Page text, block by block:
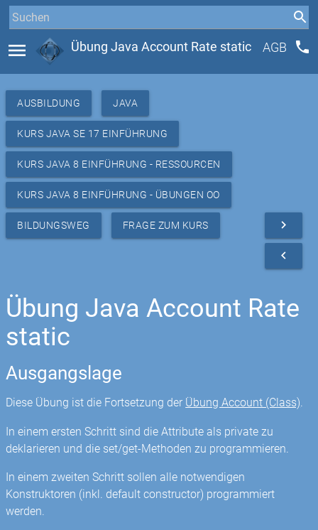
menu Übung Java Account Rate static AGB phone
AUSBILDUNG JAVA
KURS JAVA SE 17 EINFÜHRUNG
KURS JAVA 8 EINFÜHRUNG - RESSOURCEN
KURS JAVA 8 EINFÜHRUNG - ÜBUNGEN OO
BILDUNGSWEG FRAGE ZUM KURS navigate_next
navigate_before
Übung Java Account Rate
static
Ausgangslage
Diese Übung ist die Fortsetzung der Übung Account (Class).
In einem ersten Schritt sind die Attribute als private zu
deklarieren und die set/get-Methoden zu programmieren.
In einem zweiten Schritt sollen alle notwendigen
Konstruktoren (inkl. default constructor) programmiert
werden.